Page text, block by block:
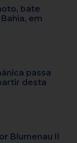
bate
em
passa
desta
Blumenau II